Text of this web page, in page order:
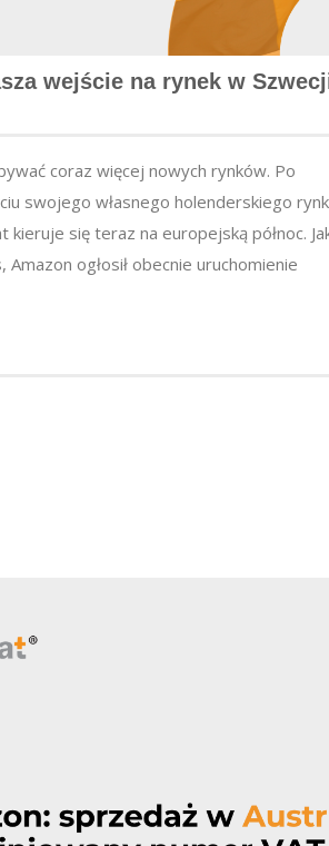
wejście na rynek w
coraz więcej nowych rynków. Po
swojego własnego holenderskiego
się teraz na europejską północ.
ogłosił obecnie uruchomienie